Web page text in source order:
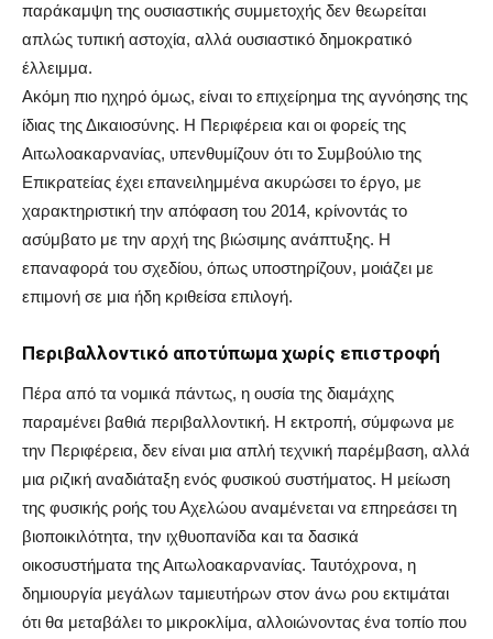
παράκαμψη της ουσιαστικής συμμετοχής δεν θεωρείται
απλώς τυπική αστοχία, αλλά ουσιαστικό δημοκρατικό
έλλειμμα.
Ακόμη πιο ηχηρό όμως, είναι το επιχείρημα της αγνόησης της
ίδιας της Δικαιοσύνης. Η Περιφέρεια και οι φορείς της
Αιτωλοακαρνανίας, υπενθυμίζουν ότι το Συμβούλιο της
Επικρατείας έχει επανειλημμένα ακυρώσει το έργο, με
χαρακτηριστική την απόφαση του 2014, κρίνοντάς το
ασύμβατο με την αρχή της βιώσιμης ανάπτυξης. Η
επαναφορά του σχεδίου, όπως υποστηρίζουν, μοιάζει με
επιμονή σε μια ήδη κριθείσα επιλογή.
Περιβαλλοντικό αποτύπωμα χωρίς επιστροφή
Πέρα από τα νομικά πάντως, η ουσία της διαμάχης
παραμένει βαθιά περιβαλλοντική. Η εκτροπή, σύμφωνα με
την Περιφέρεια, δεν είναι μια απλή τεχνική παρέμβαση, αλλά
μια ριζική αναδιάταξη ενός φυσικού συστήματος. Η μείωση
της φυσικής ροής του Αχελώου αναμένεται να επηρεάσει τη
βιοποικιλότητα, την ιχθυοπανίδα και τα δασικά
οικοσυστήματα της Αιτωλοακαρνανίας. Ταυτόχρονα, η
δημιουργία μεγάλων ταμιευτήρων στον άνω ρου εκτιμάται
ότι θα μεταβάλει το μικροκλίμα, αλλοιώνοντας ένα τοπίο που